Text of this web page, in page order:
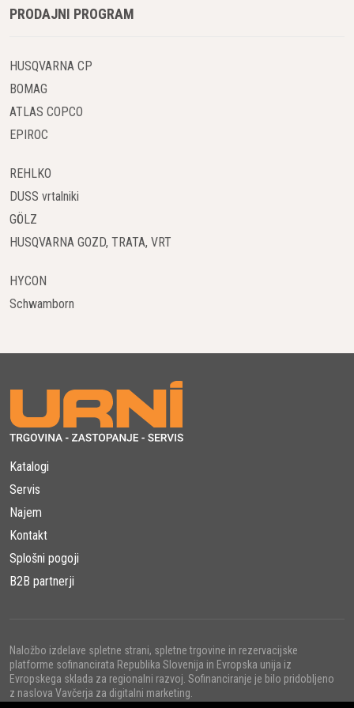
zasnovan tako, da zagotavlja dolgo življenjsko dobo in visoko
PRODAJNI PROGRAM
HUSQVARNA CP
BOMAG
ATLAS COPCO
EPIROC
REHLKO
DUSS vrtalniki
GÖLZ
HUSQVARNA GOZD, TRATA, VRT
HYCON
Schwamborn
Katalogi
Servis
Najem
Kontakt
Splošni pogoji
B2B partnerji
Naložbo izdelave spletne strani, spletne trgovine in rezervacijske
platforme sofinancirata Republika Slovenija in Evropska unija iz
Evropskega sklada za regionalni razvoj. Sofinanciranje je bilo pridobljeno
z naslova Vavčerja za digitalni marketing.